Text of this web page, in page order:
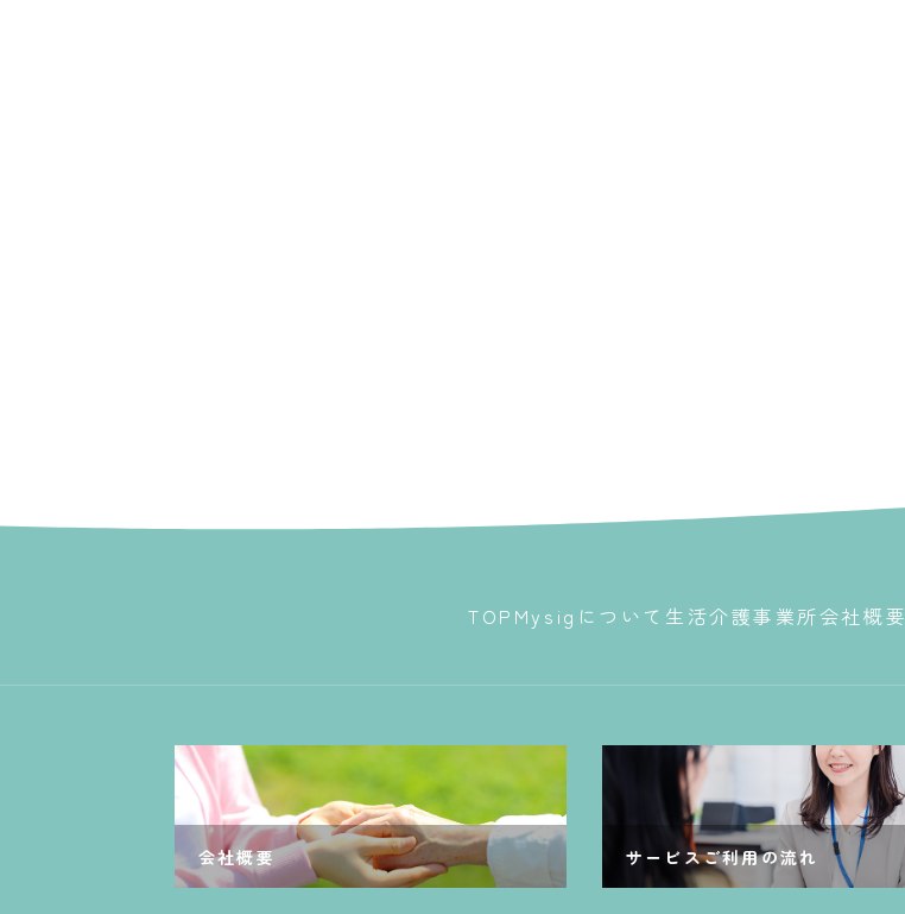
TOP Mysigについて 生活介護事業所会社概要
会社概要 サービスご利用の流れ